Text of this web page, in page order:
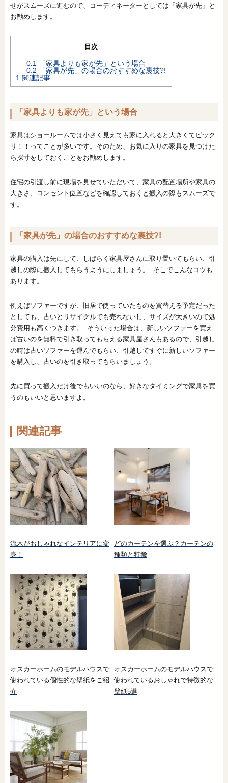
せがスムーズに進むので、コーディネーターとしては「家具が先」と
お勧めします。
目次
0.1
「家具よりも家が先」という場合
0.2 「家具が先」の場合のおすすめな裏技?!
1 関連記事
「家具よりも家が先」という場合
家具はショールームでは小さく見えても家に入れると大きくてビック
リ！！ってことが多いです。そのため、お気に入りの家具を見つけた
ら採寸をしておくことをお勧めします。
住宅の引渡し前に現場を見せていただいて、家具の配置場所や家具の
大きさ、コンセント位置などを確認しておくと搬入の際もスムーズで
す。
「家具が先」の場合のおすすめな裏技?!
家具の購入は先にして、しばらく家具屋さんに取り置いてもらい、引
越しの際に搬入してもらうようにしましょう。 そこでこんなコツも
あります。
例えばソファーですが、旧居で使っていたものを買替える予定だった
としても、古いとリサイクルでも売れないし、サイズが大きいので処
分費用も高くつきます。 そういった場合は、新しいソファーを買え
ば古いのを無料で引き取ってもらえる家具屋さんもあるので、引越し
の時は古いソファーを運んでもらい、引越してすぐに新しいソファー
を購入し、古いのを引き取ってもらいましょう。
先に買って搬入だけ後でもいいのなら、好きなタイミングで家具を買
うのもいいと思いますよ。
関連記事
流木がおしゃれなインテリアに変
身！
どのカーテンを選ぶ？カーテンの
種類と特徴
オスカーホームのモデルハウスで
使われている個性的な壁紙をご紹
介
オスカーホームのモデルハウスで
使われているおしゃれで特徴的な
壁紙5選